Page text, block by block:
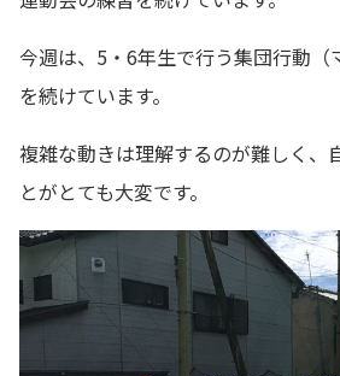
今週は、5・6年生で行う集団行動（
を続けています。
複雑な動きは理解するのが難しく、
とがとても大変です。